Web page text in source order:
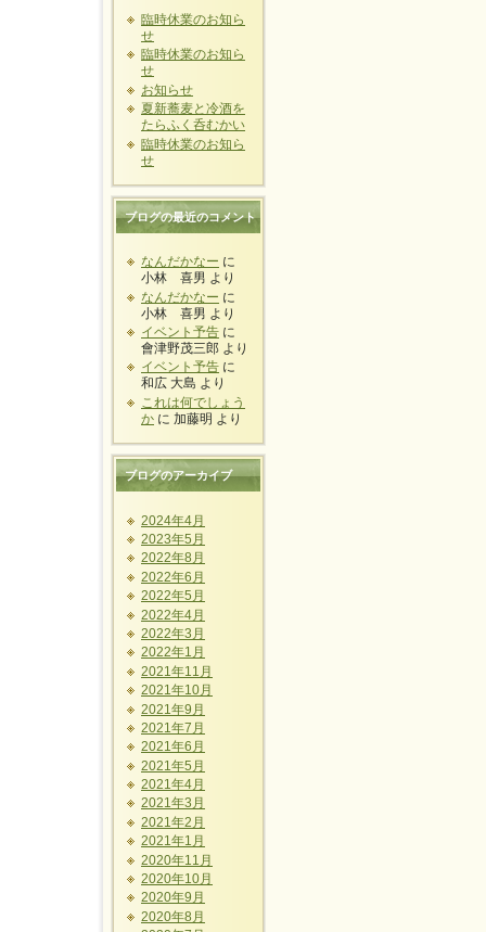
臨時休業のお知ら
せ
臨時休業のお知ら
せ
お知らせ
夏新蕎麦と冷酒を
たらふく呑むかい
臨時休業のお知ら
せ
ブログの最近のコメント
なんだかなー に
小林 喜男 より
なんだかなー に
小林 喜男 より
イベント予告 に
會津野茂三郎 より
イベント予告 に
和広 大島 より
これは何でしょう
か に 加藤明 より
ブログのアーカイブ
2024年4月
2023年5月
2022年8月
2022年6月
2022年5月
2022年4月
2022年3月
2022年1月
2021年11月
2021年10月
2021年9月
2021年7月
2021年6月
2021年5月
2021年4月
2021年3月
2021年2月
2021年1月
2020年11月
2020年10月
2020年9月
2020年8月